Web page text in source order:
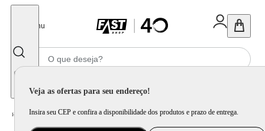
Menu
Veja as ofertas para seu endereço!
Insira seu CEP e confira a disponibilidade dos produtos e prazo de entrega.
Home Brinquedo e Colecionável / Para Colecionar